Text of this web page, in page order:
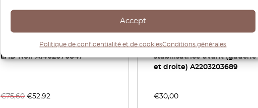
Accept
Politique de confidentialité et de cookiesConditions générales
de changement de vitesse
LHD Noir A1402670847
€75,60 €52,92
W220 : jeu de 2 bras de barre
stabilisatrice avant (gauche
et droite) A2203203689
€30,00